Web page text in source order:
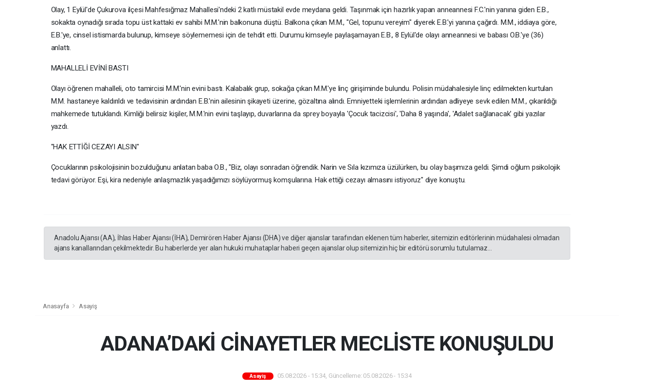
Olay, 1 Eylül'de Çukurova ilçesi Mahfesığmaz Mahallesi'ndeki 2 katlı müstakil evde meydana geldi. Taşınmak için hazırlık yapan anneannesi F.C.'nin yanına giden E.B.,
sokakta oynadığı sırada topu üst kattaki ev sahibi M.M.'nin balkonuna düştü. Balkona çıkan M.M., "Gel, topunu vereyim" diyerek E.B.'yi yanına çağırdı. M.M., iddiaya göre,
E.B.'ye, cinsel istismarda bulunup, kimseye söylememesi için de tehdit etti. Durumu kimseyle paylaşamayan E.B., 8 Eylül'de olayı anneannesi ve babası O.B.'ye (36)
anlattı.
MAHALLELİ EVİNİ BASTI
Olayı öğrenen mahalleli, oto tamircisi M.M.'nin evini bastı. Kalabalık grup, sokağa çıkan M.M.'ye linç girişiminde bulundu. Polisin müdahalesiyle linç edilmekten kurtulan
M.M. hastaneye kaldırıldı ve tedavisinin ardından E.B.'nin ailesinin şikayeti üzerine, gözaltına alındı. Emniyetteki işlemlerinin ardından adliyeye sevk edilen M.M., çıkarıldığı
mahkemede tutuklandı. Kimliği belirsiz kişiler, M.M.'nin evini taşlayıp, duvarlarına da sprey boyayla 'Çocuk tacizcisi', 'Daha 8 yaşında', 'Adalet sağlanacak' gibi yazılar
yazdı.
"HAK ETTİĞİ CEZAYI ALSIN"
Çocuklarının psikolojisinin bozulduğunu anlatan baba O.B., "Biz, olayı sonradan öğrendik. Narin ve Sıla kızımıza üzülürken, bu olay başımıza geldi. Şimdi oğlum psikolojik
tedavi görüyor. Eşi, kira nedeniyle anlaşmazlık yaşadığımızı söylüyormuş komşularına. Hak ettiği cezayı almasını istiyoruz" diye konuştu.
Anadolu Ajansı (AA), İhlas Haber Ajansı (İHA), Demirören Haber Ajansı (DHA) ve diğer ajanslar tarafından eklenen tüm haberler, sitemizin editörlerinin müdahalesi olmadan
ajans kanallarından çekilmektedir. Bu haberlerde yer alan hukuki muhataplar haberi geçen ajanslar olup sitemizin hiç bir editörü sorumlu tutulamaz...
Anasayfa Asayiş
ADANA’DAKİ CİNAYETLER MECLİSTE KONUŞULDU
Asayiş 05.08.2026 - 15:34, Güncelleme: 05.08.2026 - 15:34